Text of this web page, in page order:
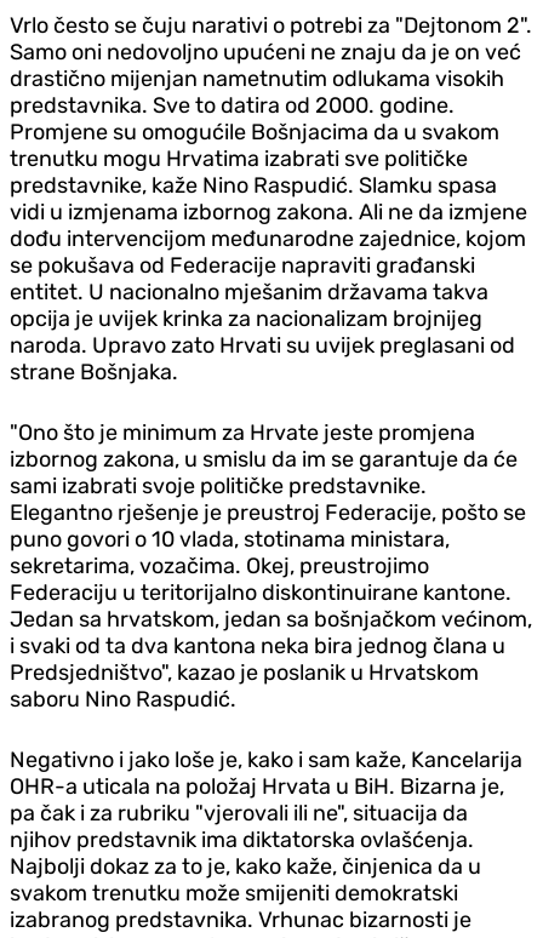
Vrlo često se čuju narativi o potrebi za "Dejtonom 2".
Samo oni nedovoljno upućeni ne znaju da je on već
drastično mijenjan nametnutim odlukama visokih
predstavnika. Sve to datira od 2000. godine.
Promjene su omogućile Bošnjacima da u svakom
trenutku mogu Hrvatima izabrati sve političke
predstavnike, kaže Nino Raspudić. Slamku spasa
vidi u izmjenama izbornog zakona. Ali ne da izmjene
dođu intervencijom međunarodne zajednice, kojom
se pokušava od Federacije napraviti građanski
entitet. U nacionalno mješanim državama takva
opcija je uvijek krinka za nacionalizam brojnijeg
naroda. Upravo zato Hrvati su uvijek preglasani od
strane Bošnjaka.
"Ono što je minimum za Hrvate jeste promjena
izbornog zakona, u smislu da im se garantuje da će
sami izabrati svoje političke predstavnike.
Elegantno rješenje je preustroj Federacije, pošto se
puno govori o 10 vlada, stotinama ministara,
sekretarima, vozačima. Okej, preustrojimo
Federaciju u teritorijalno diskontinuirane kantone.
Jedan sa hrvatskom, jedan sa bošnjačkom većinom,
i svaki od ta dva kantona neka bira jednog člana u
Predsjedništvo", kazao je poslanik u Hrvatskom
saboru Nino Raspudić.
Negativno i jako loše je, kako i sam kaže, Kancelarija
OHR-a uticala na položaj Hrvata u BiH. Bizarna je,
pa čak i za rubriku "vjerovali ili ne", situacija da
njihov predstavnik ima diktatorska ovlašćenja.
Najbolji dokaz za to je, kako kaže, činjenica da u
svakom trenutku može smijeniti demokratski
izabranog predstavnika. Vrhunac bizarnosti je